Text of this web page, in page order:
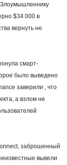
$34 000 в
вернуть не
смарт-
было выведено
заверили , что
а взлом не
заброшенный
вывели